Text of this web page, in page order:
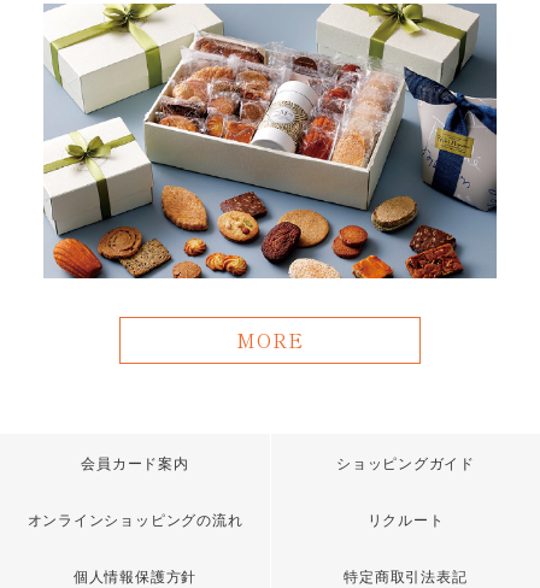
MORE
会員カード案内 ショッピングガイド
オンラインショッピングの流れ リクルート
個人情報保護方針 特定商取引法表記